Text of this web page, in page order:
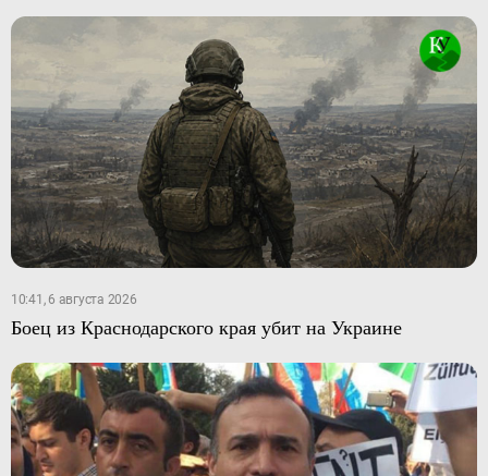
10:41, 6 августа 2026
Боец из Краснодарского края убит на Украине